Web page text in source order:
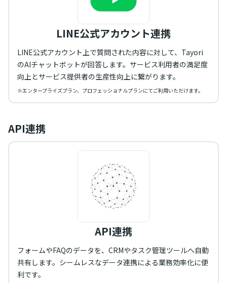
LINE公式アカウント連携
LINE公式アカウント上で質問された内容に対して、Tayori
のAIチャットボットが回答します。サービス利用者の満足度
向上とサービス提供者の生産性向上に繋がります。
※エンタープライズプラン、プロフェッショナルプランにてご利用いただけます。
API連携
API連携
フォームやFAQのデータを、CRMやタスク管理ツールへ自動
共有します。シームレスなデータ連携による業務効率化に便
利です。